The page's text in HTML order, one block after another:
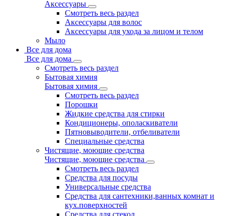
Аксессуары
Смотреть весь раздел
Аксессуары для волос
Аксессуары для ухода за лицом и телом
Мыло
Все для дома
Все для дома
Смотреть весь раздел
Бытовая химия
Бытовая химия
Смотреть весь раздел
Порошки
Жидкие средства для стирки
Кондиционеры, ополаскиватели
Пятновыводители, отбеливатели
Специальные средства
Чистящие, моющие средства
Чистящие, моющие средства
Смотреть весь раздел
Средства для посуды
Универсальные средства
Средства для сантехники,ванных комнат и
кух.поверхностей
Средства для стекол